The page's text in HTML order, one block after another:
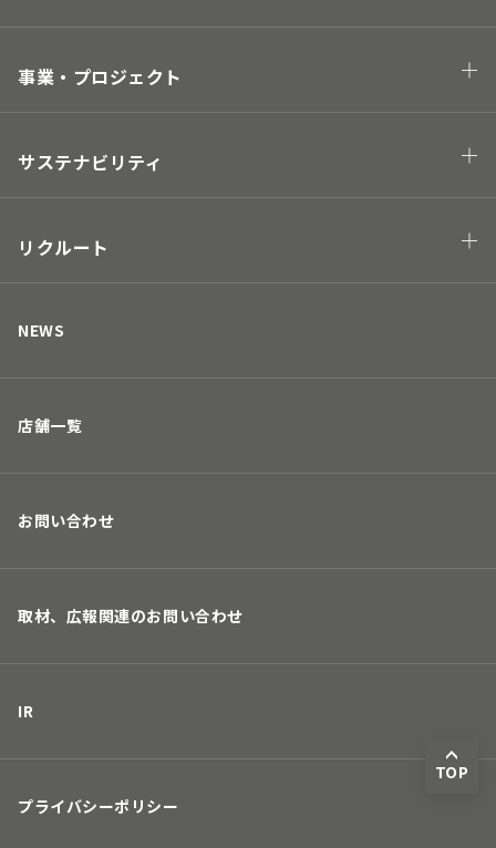
企業理念・トップメッセージ
事業・プロジェクト
プロジェクト
Hawaii project
サステナビリティ
街の未来につながる
人の未来につながる
リクルート
募集要項
NEWS
店舗一覧
お問い合わせ
取材、広報関連のお問い合わせ
IR
プライバシーポリシー
TOP